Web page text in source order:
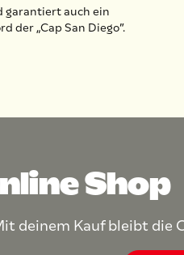
garantiert auch ein
der „Cap San Diego”.
Shop
deinem Kauf bleibt die